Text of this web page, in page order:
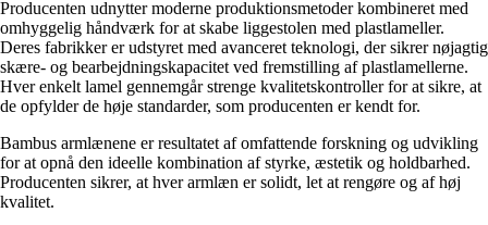
Producenten udnytter moderne produktionsmetoder kombineret med
omhyggelig håndværk for at skabe liggestolen med plastlameller.
Deres fabrikker er udstyret med avanceret teknologi, der sikrer nøjagtig
skære- og bearbejdningskapacitet ved fremstilling af plastlamellerne.
Hver enkelt lamel gennemgår strenge kvalitetskontroller for at sikre, at
de opfylder de høje standarder, som producenten er kendt for.
Bambus armlænene er resultatet af omfattende forskning og udvikling
for at opnå den ideelle kombination af styrke, æstetik og holdbarhed.
Producenten sikrer, at hver armlæn er solidt, let at rengøre og af høj
kvalitet.